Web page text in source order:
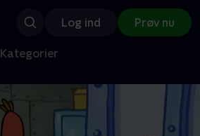
Log ind Prøv nu
Kategorier